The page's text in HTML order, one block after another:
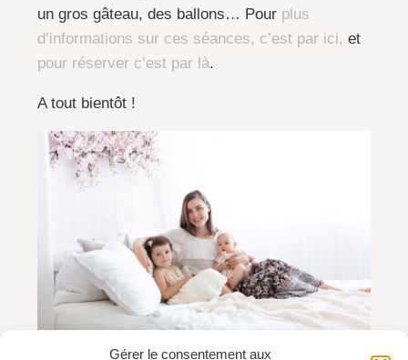
Gérer le consentement aux
un gros gâteau, des ballons… Pour plus
d’informations sur ces séances, c’est par ici, et
pour réserver c’est par là.
A tout bientôt !